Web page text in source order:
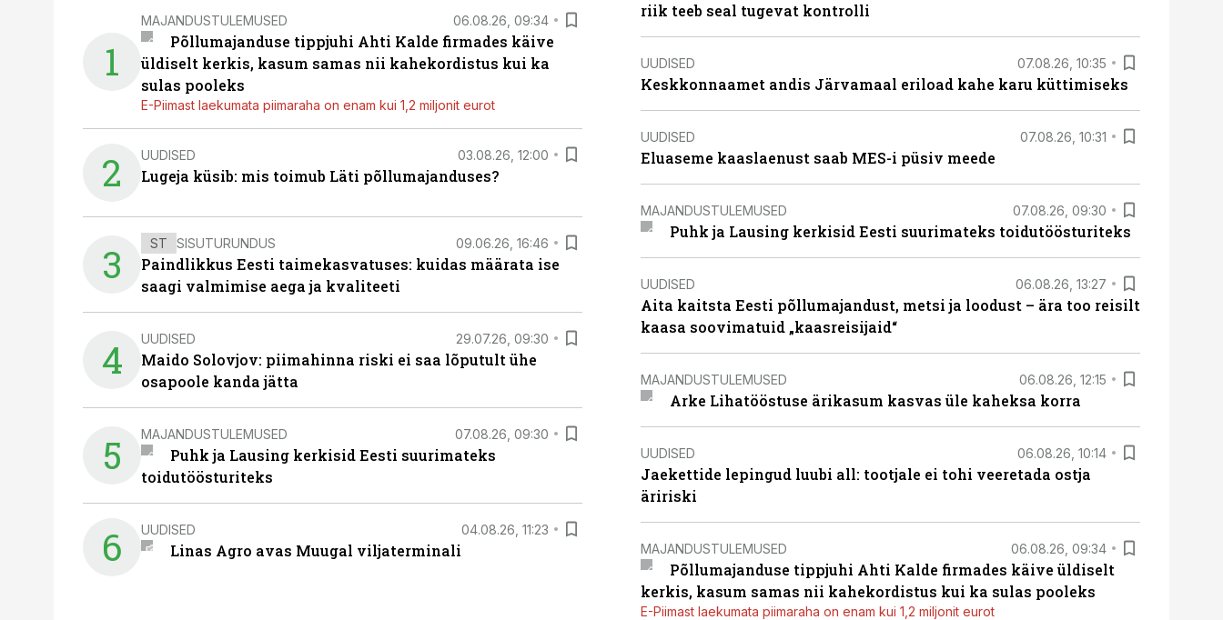
1
MAJANDUSTULEMUSED 06.08.26, 09:34
Põllumajanduse tippjuhi Ahti Kalde firmades käive
üldiselt kerkis, kasum samas nii kahekordistus kui ka
sulas pooleks
E-Piimast laekumata piimaraha on enam kui 1,2 miljonit eurot
2 UUDISED 03.08.26, 12:00
Lugeja küsib: mis toimub Läti põllumajanduses?
3 ST SISUTURUNDUS 09.06.26, 16:46
Paindlikkus Eesti taimekasvatuses: kuidas määrata ise
saagi valmimise aega ja kvaliteeti
4 UUDISED 29.07.26, 09:30
Maido Solovjov: piimahinna riski ei saa lõputult ühe
osapoole kanda jätta
5 MAJANDUSTULEMUSED 07.08.26, 09:30
Puhk ja Lausing kerkisid Eesti suurimateks
toidutöösturiteks
6 UUDISED 04.08.26, 11:23
Linas Agro avas Muugal viljaterminali
riik teeb seal tugevat kontrolli
UUDISED 07.08.26, 10:35
Keskkonnaamet andis Järvamaal eriload kahe karu küttimiseks
UUDISED 07.08.26, 10:31
Eluaseme kaaslaenust saab MES-i püsiv meede
MAJANDUSTULEMUSED 07.08.26, 09:30
Puhk ja Lausing kerkisid Eesti suurimateks toidutöösturiteks
UUDISED 06.08.26, 13:27
Aita kaitsta Eesti põllumajandust, metsi ja loodust – ära too reisilt
kaasa soovimatuid „kaasreisijaid“
MAJANDUSTULEMUSED 06.08.26, 12:15
Arke Lihatööstuse ärikasum kasvas üle kaheksa korra
UUDISED 06.08.26, 10:14
Jaekettide lepingud luubi all: tootjale ei tohi veeretada ostja
äririski
MAJANDUSTULEMUSED 06.08.26, 09:34
Põllumajanduse tippjuhi Ahti Kalde firmades käive üldiselt
kerkis, kasum samas nii kahekordistus kui ka sulas pooleks
E-Piimast laekumata piimaraha on enam kui 1,2 miljonit eurot